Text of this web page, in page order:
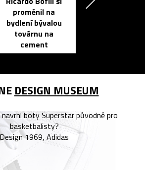
proměnil na
bydlení bývalou
továrnu na
cement
DESIGN MUSEUM
boty Superstar původně pro
basketbalisty?
Design 1969, Adidas